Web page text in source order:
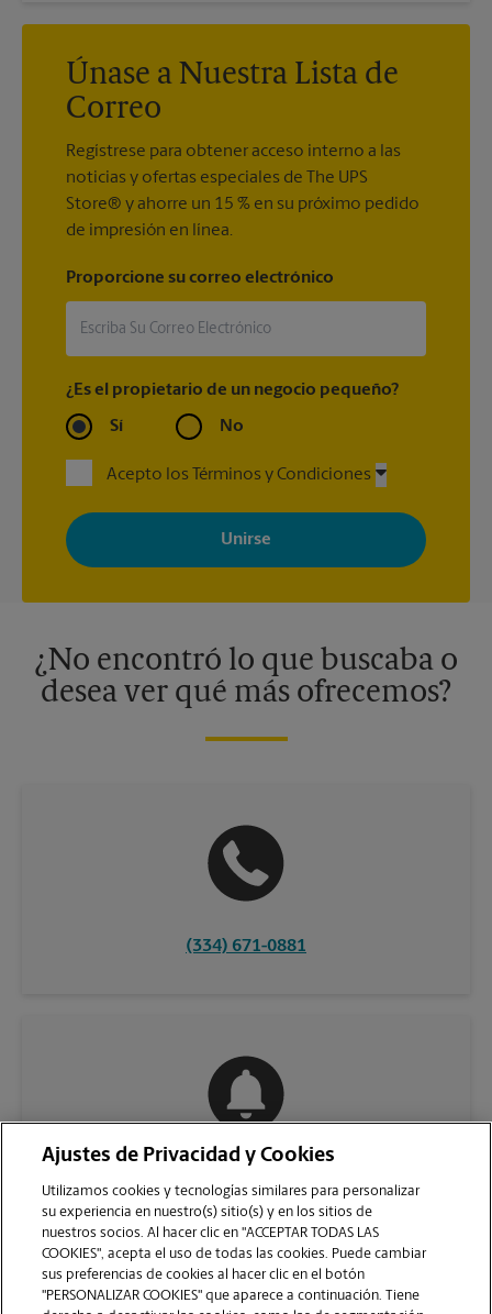
Únase a Nuestra Lista de
Correo
Regístrese para obtener acceso interno a las
noticias y ofertas especiales de The UPS
Store® y ahorre un 15 % en su próximo pedido
de impresión en línea.
Proporcione su correo electrónico
¿Es el propietario de un negocio pequeño?
Sí No
Acepto los Términos y Condiciones
Al registrarse, acepta recibir correos electrónicos de The UPS
Store con noticias, ofertas especiales, promociones y mensajes
adaptados a sus intereses. Puede darse de baja en cualquier
momento. Para más información, consulte nuestra política de
¿No encontró lo que buscaba o
desea ver qué más ofrecemos?
(334) 671-0881
Ajustes de Privacidad y Cookies
Utilizamos cookies y tecnologías similares para personalizar
su experiencia en nuestro(s) sitio(s) y en los sitios de
nuestros socios. Al hacer clic en "ACCEPTAR TODAS LAS
COOKIES", acepta el uso de todas las cookies. Puede cambiar
sus preferencias de cookies al hacer clic en el botón
"PERSONALIZAR COOKIES" que aparece a continuación. Tiene